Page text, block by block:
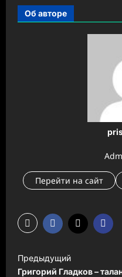
Об авторе
Перейти на сайт
а
Предыдущий
Григорий Гладков –